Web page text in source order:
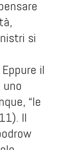
si
il
“le
Il